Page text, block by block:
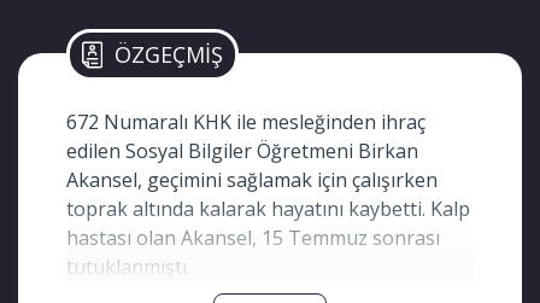
ÖZGEÇMİŞ
672 Numaralı KHK ile mesleğinden ihraç
edilen Sosyal Bilgiler Öğretmeni Birkan
Akansel, geçimini sağlamak için çalışırken
toprak altında kalarak hayatını kaybetti. Kalp
hastası olan Akansel, 15 Temmuz sonrası
tutuklanmıştı.